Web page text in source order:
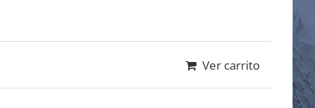
Ver carrito